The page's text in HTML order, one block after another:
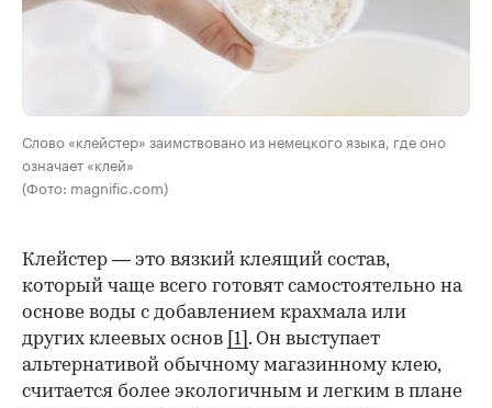
Слово «клейстер» заимствовано из немецкого языка, где оно
означает «клей»
(Фото: magnific.com)
Клейстер — это вязкий клеящий состав,
который чаще всего готовят самостоятельно на
основе воды с добавлением крахмала или
других клеевых основ [1] . Он выступает
альтернативой обычному магазинному клею,
считается более экологичным и легким в плане